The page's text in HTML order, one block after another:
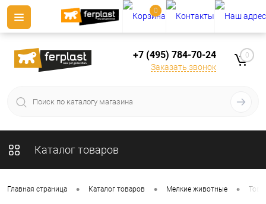
+7 (495) 784-70-24
Заказать звонок
0
Каталог товаров
Главная страница • Каталог товаров • Мелкие животные •
0